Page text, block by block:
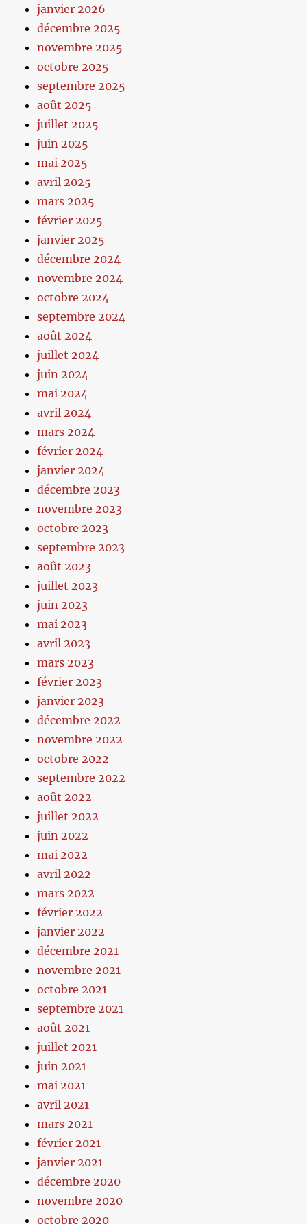
janvier 2026
décembre 2025
novembre 2025
octobre 2025
septembre 2025
août 2025
juillet 2025
juin 2025
mai 2025
avril 2025
mars 2025
février 2025
janvier 2025
décembre 2024
novembre 2024
octobre 2024
septembre 2024
août 2024
juillet 2024
juin 2024
mai 2024
avril 2024
mars 2024
février 2024
janvier 2024
décembre 2023
novembre 2023
octobre 2023
septembre 2023
août 2023
juillet 2023
juin 2023
mai 2023
avril 2023
mars 2023
février 2023
janvier 2023
décembre 2022
novembre 2022
octobre 2022
septembre 2022
août 2022
juillet 2022
juin 2022
mai 2022
avril 2022
mars 2022
février 2022
janvier 2022
décembre 2021
novembre 2021
octobre 2021
septembre 2021
août 2021
juillet 2021
juin 2021
mai 2021
avril 2021
mars 2021
février 2021
janvier 2021
décembre 2020
novembre 2020
octobre 2020